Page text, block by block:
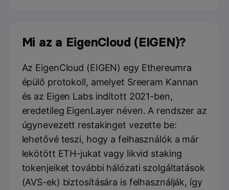
Mi az a EigenCloud (EIGEN)?
Az EigenCloud (EIGEN) egy Ethereumra
épülő protokoll, amelyet Sreeram Kannan
és az Eigen Labs indított 2021-ben,
eredetileg EigenLayer néven. A rendszer az
úgynevezett restakinget vezette be:
lehetővé teszi, hogy a felhasználók a már
lekötött ETH-jukat vagy likvid staking
tokenjeiket további hálózati szolgáltatások
(AVS-ek) biztosítására is felhasználják, így